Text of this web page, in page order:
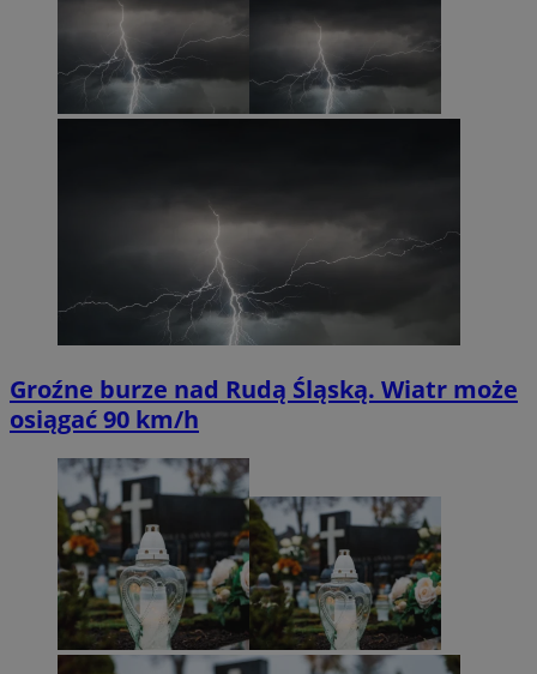
Groźne burze nad Rudą Śląską. Wiatr może
osiągać 90 km/h